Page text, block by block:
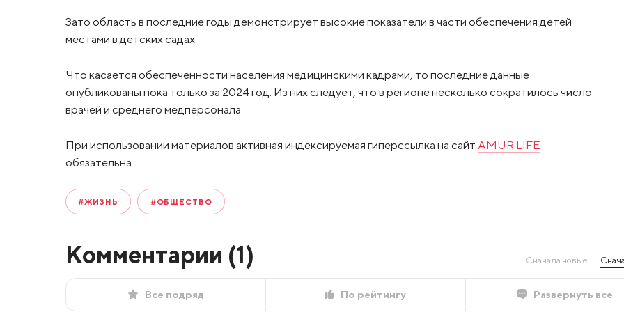
Зато область в последние годы демонстрирует высокие показатели в части обеспечения детей
местами в детских садах.
Что касается обеспеченности населения медицинскими кадрами, то последние данные
опубликованы пока только за 2024 год. Из них следует, что в регионе несколько сократилось число
врачей и среднего медперсонала.
При использовании материалов активная индексируемая гиперссылка на сайт AMUR.LIFE
обязательна.
#ЖИЗНЬ #ОБЩЕСТВО
Комментарии (1) Сначала новые
Все подряд По рейтингу Развернуть все